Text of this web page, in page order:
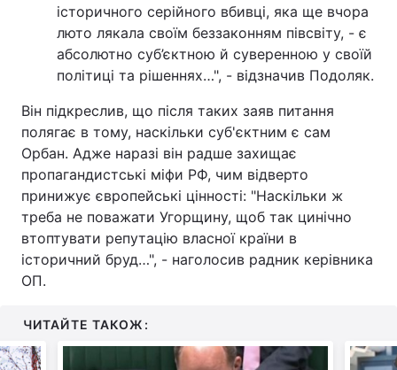
історичного серійного вбивці, яка ще вчора
люто лякала своїм беззаконням півсвіту, - є
абсолютно суб’єктною й суверенною у своїй
політиці та рішеннях…", - відзначив Подоляк.
Він підкреслив, що після таких заяв питання
полягає в тому, наскільки суб'єктним є сам
Орбан. Адже наразі він радше захищає
пропагандистські міфи РФ, чим відверто
принижує європейські цінності: "Наскільки ж
треба не поважати Угорщину, щоб так цинічно
втоптувати репутацію власної країни в
історичний бруд…", - наголосив радник керівника
ОП.
ЧИТАЙТЕ ТАКОЖ: